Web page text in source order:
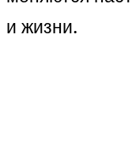
и жизни.